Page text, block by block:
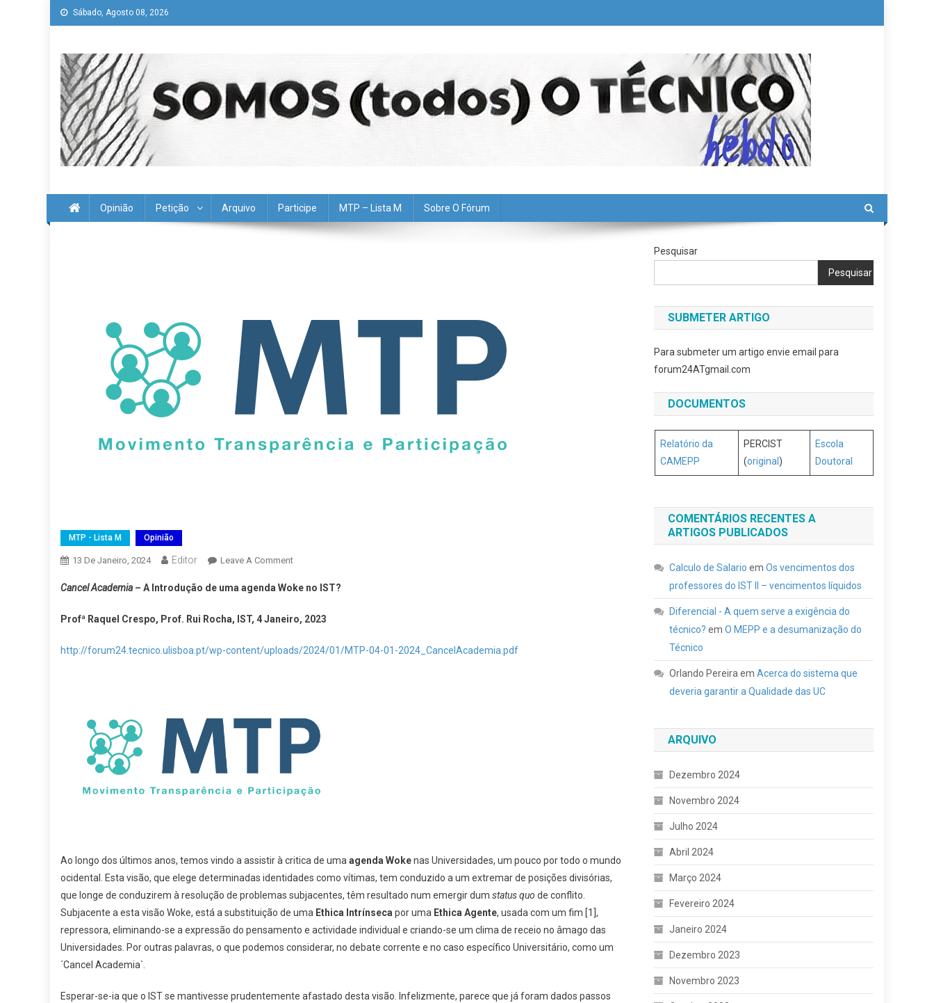
Skip
to
Sábado, Agosto 08, 2026
Opinião Petição Arquivo Participe MTP – Lista M Sobre O Fórum
MTP - Lista M Opinião
13 De Janeiro, 2024 Editor Leave A CommentOn
Academia
A
De
No
IST?
Cancel Academia – A Introdução de uma agenda Woke no IST?
Profª Raquel Crespo, Prof. Rui Rocha, IST, 4 Janeiro, 2023
http://forum24.tecnico.ulisboa.pt/wp-content/uploads/2024/01/MTP-04-01-2024_CancelAcademia.pdf
Ao longo dos últimos anos, temos vindo a assistir à critica de uma agenda Wokenas Universidades, um pouco por todo o mundo
ocidental. Esta visão, que elege determinadas identidades como vítimas, tem conduzido a um extremar de posições divisórias,
que longe de conduzirem à resolução de problemas subjacentes, têm resultado num emergir dum status quo de conflito.
Subjacente a esta visão Woke, está a substituição de uma Ethica Intrínseca por uma Ethica Agente, usada com um fim [1],
repressora, eliminando-se a expressão do pensamento e actividade individual e criando-se um clima de receio no âmago das
Universidades. Por outras palavras, o que podemos considerar, no debate corrente e no caso específico Universitário, como um
´Cancel Academia`.
Esperar-se-ia que o IST se mantivesse prudentemente afastado desta visão. Infelizmente, parece que já foram dados passos
Pesquisar
Pesquisar
SUBMETER ARTIGO
Para submeter um artigo envie email para
forum24ATgmail.com
DOCUMENTOS
Relatório da
CAMEPP
PERCIST
(original )
Escola
Doutoral
COMENTÁRIOS RECENTES A
ARTIGOS PUBLICADOS
Calculo de Salario emOs vencimentos dos
professores do IST II – vencimentos líquidos
Diferencial - A quem serve a exigência do
técnico? emO MEPP e a desumanização do
Técnico
Orlando Pereira emAcerca do sistema que
deveria garantir a Qualidade das UC
ARQUIVO
Dezembro 2024
Novembro 2024
Julho 2024
Abril 2024
Março 2024
Fevereiro 2024
Janeiro 2024
Dezembro 2023
Novembro 2023